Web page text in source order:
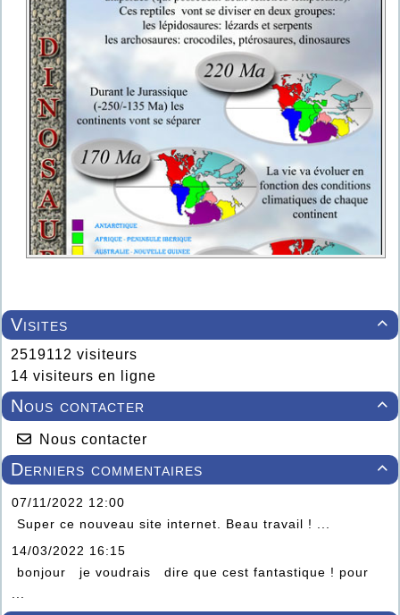

Visites
2519112 visiteurs
14 visiteurs en ligne

Nous contacter
Nous contacter

Derniers commentaires
07/11/2022 12:00
Super ce nouveau site internet. Beau travail ! ...
14/03/2022 16:15
bonjour je voudrais dire que cest fantastique ! pour
...